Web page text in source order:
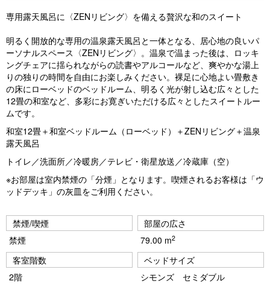
vi
o
u
s
専用露天風呂に〈ZENリビング〉を備える贅沢な和のスイート
明るく開放的な専用の温泉露天風呂と一体となる、居心地の良いパ
ーソナルスペース〈ZENリビング〉。温泉で温まった後は、ロッキ
ングチェアに揺られながらの読書やアルコールなど、爽やかな湯上
りの独りの時間を自由にお楽しみください。裸足に心地よい畳敷き
の床にローベッドのベッドルーム、明るく光が射し込む広々とした
12畳の和室など、多彩にお寛ぎいただける広々としたスイートルー
ムです。
和室12畳＋和室ベッドルーム（ローベッド）＋ZENリビング＋温泉
露天風呂
トイレ／洗面所／冷暖房／テレビ・衛星放送／冷蔵庫（空）
※お部屋は室内禁煙の「分煙」となります。喫煙されるお客様は「ウ
ッドデッキ」の灰皿をご利用ください。
禁煙/喫煙
禁煙
部屋の広さ
79.00 m2
客室階数
2階
ベッドサイズ
シモンズ セミダブル